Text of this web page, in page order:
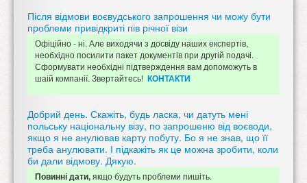
Після відмови воєвудського запрошення чи можу бути
проблеми привідкриті пів річної візи
Офіційно - ні. Але виходячи з досвіду наших експертів,
необхідно посилити пакет документів при другій подачі.
Сформувати необхідні підтверждення вам допоможуть в
шаій компанії. Звертайтесь! КОНТАКТИ
Добрий день. Скажіть, будь ласка, чи датуть мені
польську національну візу, по запрошеню від воєводи,
якщо я не анулював карту побуту. Бо я не знав, що її
треба анулювати. І підкажіть як це можна зробити, коли
би дали відмову. Дякую.
Повинні дати,якщо будуть проблеми пишіть.